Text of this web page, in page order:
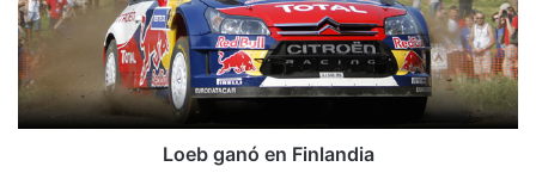
a
l
l
y
d
g
a
n
ó
e
Loeb ganó en Finlandia